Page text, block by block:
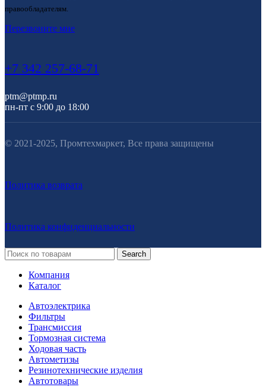
правообладателям.
Перезвоните мне
+7 342 257-68-71
ptm@ptmp.ru
пн-пт с 9:00 до 18:00
© 2021-2025, Промтехмаркет, Все права защищены
Политика возврата
Политика конфиденциальности
Search
Компания
Каталог
Автоэлектрика
Фильтры
Трансмиссия
Тормозная система
Ходовая часть
Автометизы
Резинотехнические изделия
Автотовары